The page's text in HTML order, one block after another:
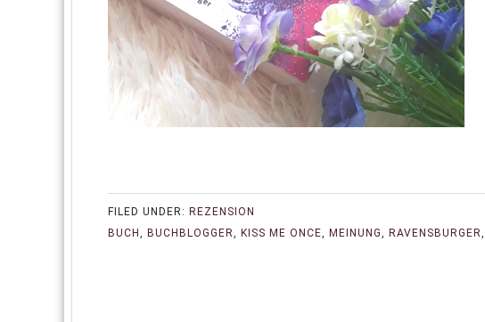
FILED UNDER: REZENSION
BUCH, BUCHBLOGGER, KISS ME ONCE, MEINUNG, RAVENSBURGER,